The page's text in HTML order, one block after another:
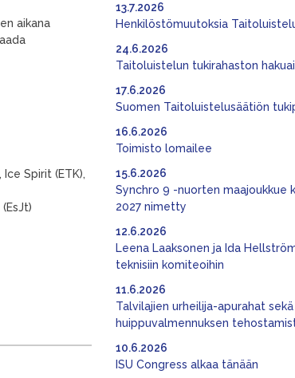
aikana
Spirit (ETK),
Henkilöstömuutoksia
13.7.2026
Taitoluistelun tukirahaston
24.6.2026
Suomen Taitoluistelusäätiön
17.6.2026
Toimisto lomailee
16.6.2026
Synchro 9 -nuorten maajoukkue
2027 nimetty
15.6.2026
Leena Laaksonen ja Ida
teknisiin komiteoihin
12.6.2026
Talvilajien urheilija-apurahat sekä
huippuvalmennuksen
11.6.2026
ISU Congress alkaa tänään
10.6.2026